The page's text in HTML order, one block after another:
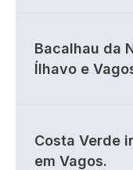
Bacalhau da
Ílhavo e
Costa Verde
em Vagos.